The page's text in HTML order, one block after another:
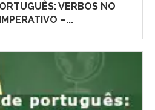
VERBOS NO
–...